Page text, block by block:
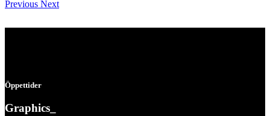
Previous Next
Öppettider
Graphics_